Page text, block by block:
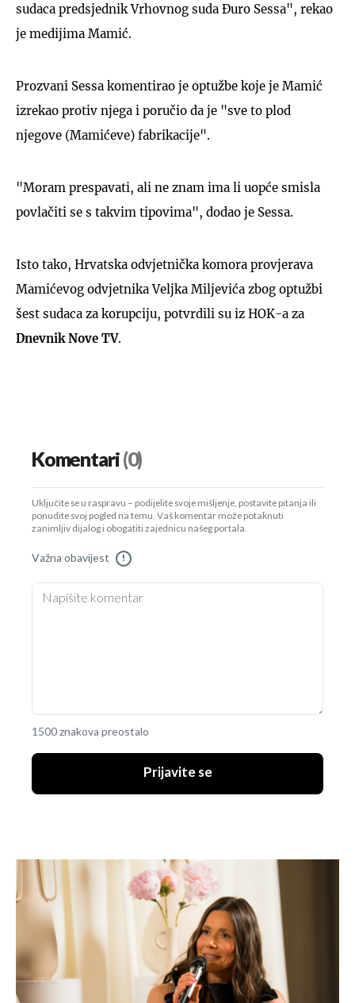
sudaca predsjednik Vrhovnog suda Đuro Sessa", rekao
je medijima Mamić.
Prozvani Sessa komentirao je optužbe koje je Mamić
izrekao protiv njega i poručio da je "sve to plod
njegove (Mamićeve) fabrikacije".
"Moram prespavati, ali ne znam ima li uopće smisla
povlačiti se s takvim tipovima", dodao je Sessa.
Isto tako, Hrvatska odvjetnička komora provjerava
Mamićevog odvjetnika Veljka Miljevića zbog optužbi
šest sudaca za korupciju, potvrdili su iz HOK-a za
Dnevnik Nove TV.
Komentari(0)
Uključite se u raspravu – podijelite svoje mišljenje, postavite pitanja ili
ponudite svoj pogled na temu. Vaš komentar može potaknuti
zanimljiv dijalog i obogatiti zajednicu našeg portala.
Važna obavijest !
1500 znakova preostalo
Prijavite se